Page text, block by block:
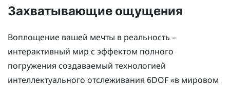
Захватывающие ощущения
Воплощение вашей мечты в реальность –
интерактивный мир с эффектом полного
погружения создаваемый технологией
интеллектуального отслеживания 6DOF «в мировом